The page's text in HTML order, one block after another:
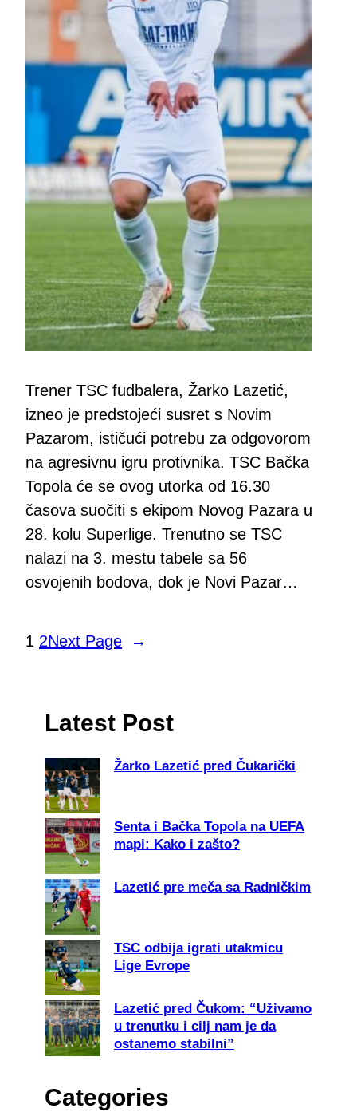
Trener TSC fudbalera, Žarko Lazetić,
izneo je predstojeći susret s Novim
Pazarom, ističući potrebu za odgovorom
na agresivnu igru protivnika. TSC Bačka
Topola će se ovog utorka od 16.30
časova suočiti s ekipom Novog Pazara u
28. kolu Superlige. Trenutno se TSC
nalazi na 3. mestu tabele sa 56
osvojenih bodova, dok je Novi Pazar…
1 2Next Page →
Latest Post
Žarko Lazetić pred Čukarički
Senta i Bačka Topola na UEFA
mapi: Kako i zašto?
Lazetić pre meča sa Radničkim
TSC odbija igrati utakmicu
Lige Evrope
Lazetić pred Čukom: “Uživamo
u trenutku i cilj nam je da
ostanemo stabilni”
Categories